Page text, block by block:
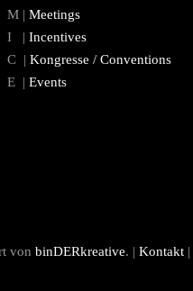
M | Meetings
I | Incentives
C | Kongresse / Conventions
E | Events
von binDERkreative. | Kontakt |